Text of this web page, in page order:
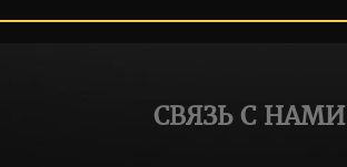
СВЯЗЬ С НАМИ